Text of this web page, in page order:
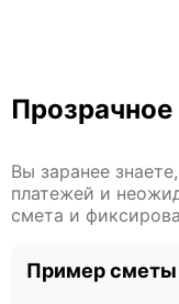
Вы заранее
платежей и
смета и
Пример сметы